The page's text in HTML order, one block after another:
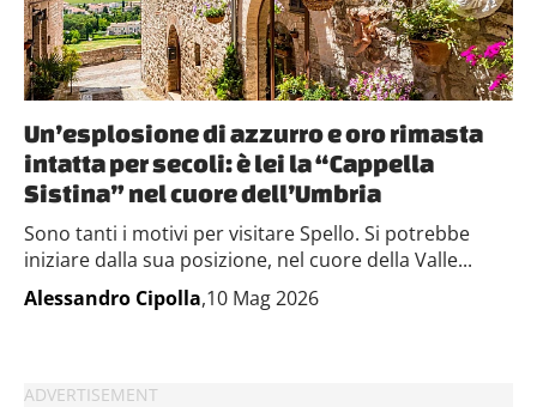
Un’esplosione di azzurro e oro rimasta
intatta per secoli: è lei la “Cappella
Sistina” nel cuore dell’Umbria
Sono tanti i motivi per visitare Spello. Si potrebbe
iniziare dalla sua posizione, nel cuore della Valle...
Alessandro Cipolla,10 Mag 2026